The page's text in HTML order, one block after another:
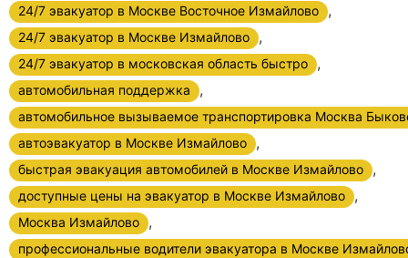
24/7 эвакуатор в Москве Восточное Измайлово ,
24/7 эвакуатор в Москве Измайлово ,
24/7 эвакуатор в московская область быстро ,
автомобильная поддержка ,
автомобильное вызываемое транспортировка Москва
автоэвакуатор в Москве Измайлово
,
быстрая эвакуация автомобилей в Москве Измайлово ,
доступные цены на эвакуатор в Москве Измайлово ,
Москва Измайлово ,
профессиональные водители эвакуатора в Москве